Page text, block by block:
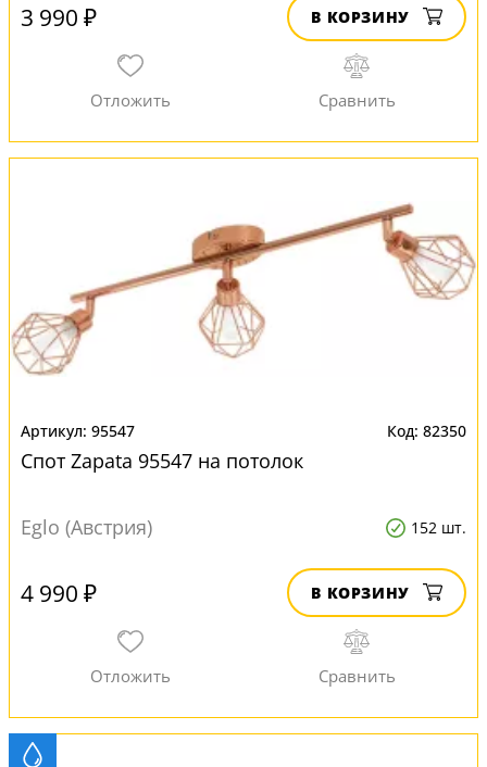
3 990 ₽ В КОРЗИНУ
95547 82350
Спот Zapata 95547 на потолок
Eglo (Австрия) 152 шт.
4 990 ₽ В КОРЗИНУ